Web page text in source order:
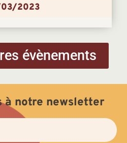
2023
évènements
à notre newsletter